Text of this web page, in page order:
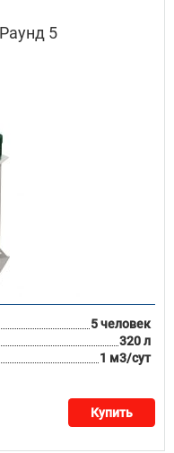
5
5 человек
320 л
1 м3/сут
Купить